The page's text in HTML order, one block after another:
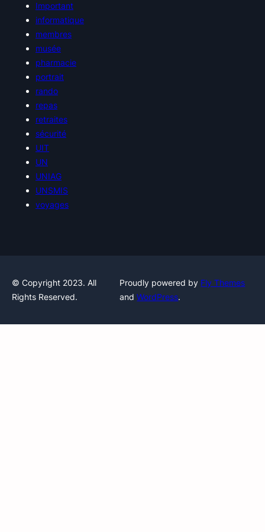
Important
informatique
membres
musée
pharmacie
portrait
rando
repas
retraites
sécurité
UIT
UN
UNIAG
UNSMIS
voyages
© Copyright 2023. All
Rights Reserved.
Proudly powered by Fly Themes
andWordPress.